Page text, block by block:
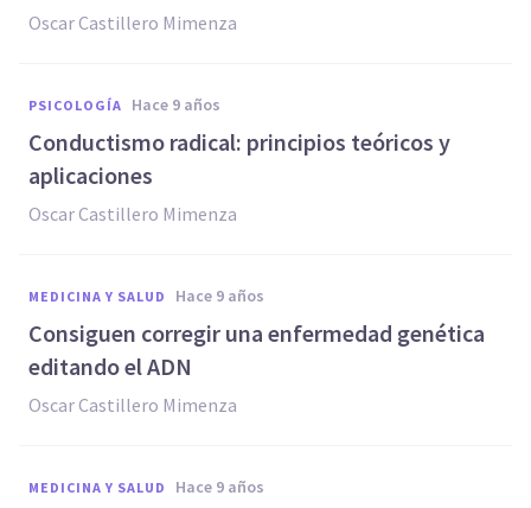
Oscar Castillero Mimenza
PSICOLOGÍA hace 9 años
​Conductismo radical: principios teóricos y
aplicaciones
Oscar Castillero Mimenza
MEDICINA Y SALUD hace 9 años
Consiguen corregir una enfermedad genética
editando el ADN
Oscar Castillero Mimenza
MEDICINA Y SALUD hace 9 años